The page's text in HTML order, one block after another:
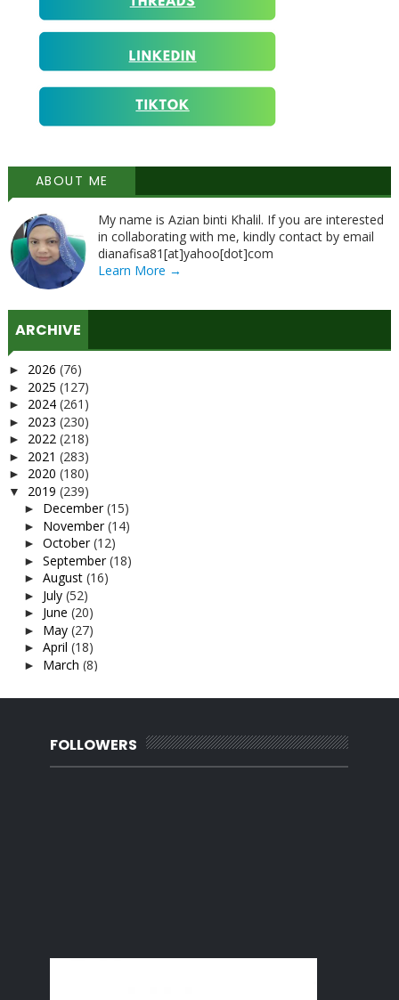
ABOUT ME
My name is Azian binti Khalil. If you are interested
in collaborating with me, kindly contact by email
dianafisa81[at]yahoo[dot]com
Learn More →
ARCHIVE
► 2026 (76)
► 2025 (127)
► 2024 (261)
► 2023 (230)
► 2022 (218)
► 2021 (283)
► 2020 (180)
▼ 2019 (239)
► December(15)
► November(14)
► October(12)
► September(18)
► August (16)
► July (52)
► June (20)
► May (27)
► April (18)
► March (8)
▼January(27)
Semangat merudum la pulak
WW : Gambar pasport pertama - utk daftar tadika
Lupa buat report
Belon Udara Panas Lakukan Pendaratan Cemas
FOLLOWERS